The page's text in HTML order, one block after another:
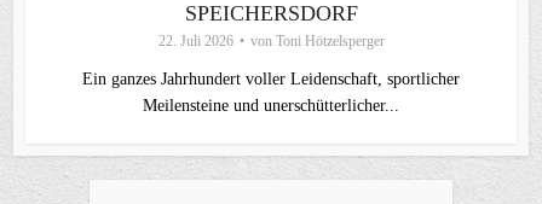
SPEICHERSDORF
22. Juli 2026 von Toni Hötzelsperger
Ein ganzes Jahrhundert voller Leidenschaft, sportlicher
Meilensteine und unerschütterlicher...